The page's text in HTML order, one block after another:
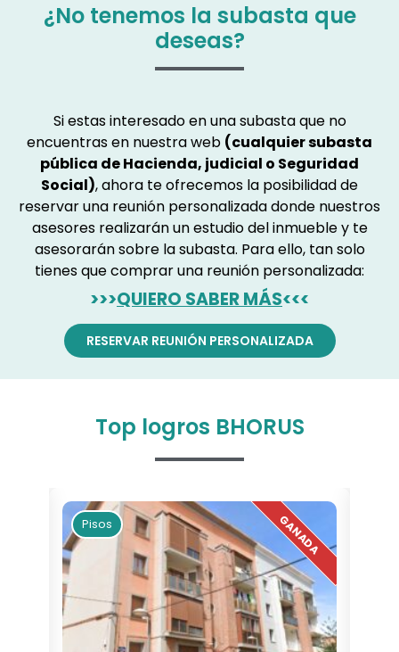
¿No tenemos la subasta que
deseas?
Si estas interesado en una subasta que no
encuentras en nuestra web (cualquier subasta
pública de Hacienda, judicial o Seguridad
Social), ahora te ofrecemos la posibilidad de
reservar una reunión personalizada donde nuestros
asesores realizarán un estudio del inmueble y te
asesorarán sobre la subasta. Para ello, tan solo
tienes que comprar una reunión personalizada:
>>>QUIERO SABER MÁS<<<
RESERVAR REUNIÓN PERSONALIZADA
Top logros BHORUS
Pisos